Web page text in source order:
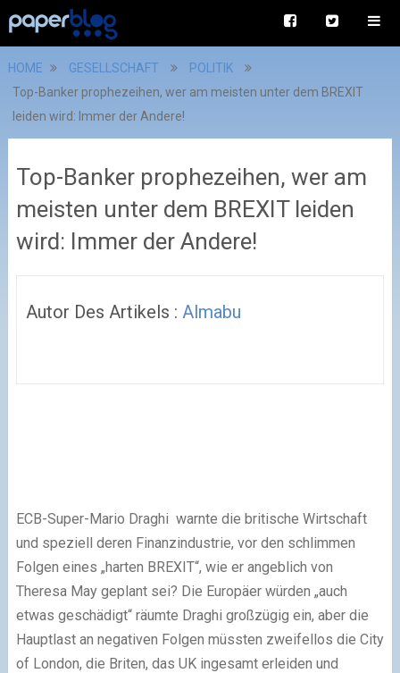
HOME GESELLSCHAFT
POLITIK
Top-Banker prophezeihen, wer am meisten unter dem BREXIT
leiden wird: Immer der Andere!
Top-Banker prophezeihen, wer am
meisten unter dem BREXIT leiden
wird: Immer der Andere!
Autor Des Artikels : Almabu
ECB-Super-Mario Draghi warnte die britische Wirtschaft
und speziell deren Finanzindustrie, vor den schlimmen
Folgen eines „harten BREXIT“, wie er angeblich von
Theresa May geplant sei? Die Europäer würden „auch
etwas geschädigt“ räumte Draghi großzügig ein, aber die
Hauptlast an negativen Folgen müssten zweifellos die City
of London, die Briten, das UK ingesamt erleiden und